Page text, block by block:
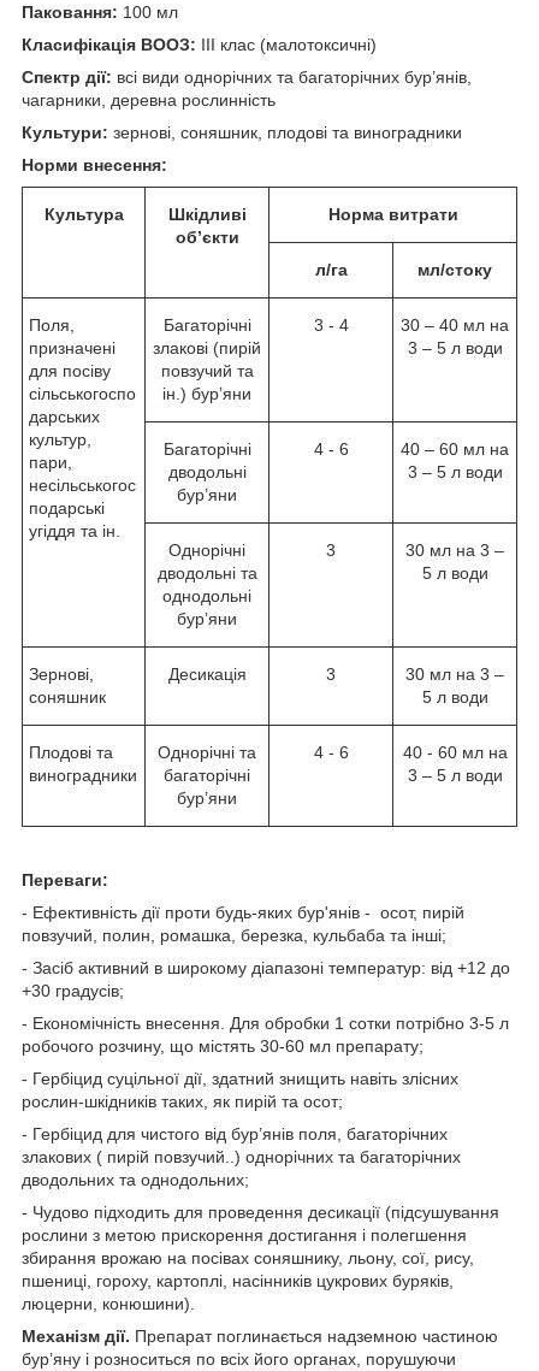
Паковання: 100 мл
Класифікація ВООЗ: ІІІ клас (малотоксичні)
Спектр дії: всі види однорічних та багаторічних бур’янів,
чагарники, деревна рослинність
Культури: зернові, соняшник, плодові та виноградники
Норми внесення:
Культура
Шкідливі
об’єкти
Норма витрати
л/га мл/стоку
Поля,
призначені
для посіву
сільськогоспо
дарських
культур,
пари,
несільськогос
подарські
угіддя та ін.
Багаторічні
злакові (пирій
повзучий та
ін.) бур’яни
3 - 4
30 – 40 мл на
3 – 5 л води
Багаторічні
дводольні
бур’яни
4 - 6
40 – 60 мл на
3 – 5 л води
Однорічні
дводольні та
однодольні
бур’яни
3
30 мл на 3 –
5 л води
Зернові,
соняшник
Десикація 3
30 мл на 3 –
5 л води
Плодові та
виноградники
Однорічні та
багаторічні
бур’яни
4 - 6
40 - 60 мл на
3 – 5 л води
Переваги:
- Ефективність дії проти будь-яких бур'янів - осот, пирій
повзучий, полин, ромашка, березка, кульбаба та інші;
- Засіб активний в широкому діапазоні температур: від +12 до
+30 градусів;
- Економічність внесення. Для обробки 1 сотки потрібно 3-5 л
робочого розчину, що містять 30-60 мл препарату;
- Гербіцид суцільної дії, здатний знищить навіть злісних
рослин-шкідників таких, як пирій та осот;
- Гербіцид для чистого від бур’янів поля, багаторічних
злакових ( пирій повзучий..) однорічних та багаторічних
дводольних та однодольних;
- Чудово підходить для проведення десикації (підсушування
рослини з метою прискорення достигання і полегшення
збирання врожаю на посівах соняшнику, льону, сої, рису,
пшениці, гороху, картоплі, насінників цукрових буряків,
люцерни, конюшини).
Механізм дії. Препарат поглинається надземною частиною
бур’яну і розноситься по всіх його органах, порушуючи